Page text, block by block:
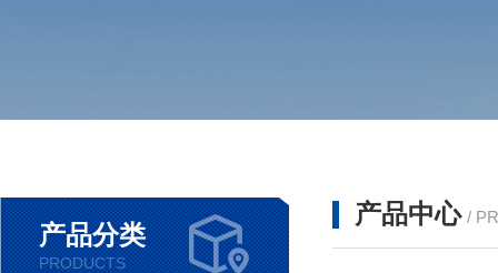
产品分类
PRODUCTS
产品中心 /